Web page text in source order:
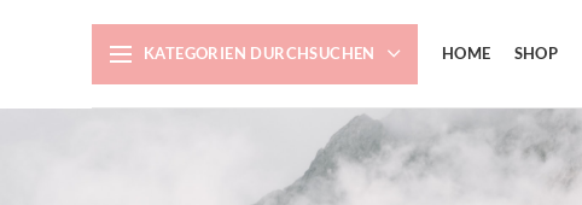
KATEGORIEN DURCHSUCHEN HOME SHOP